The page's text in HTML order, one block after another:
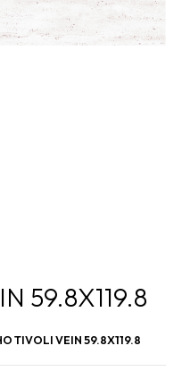
59.8X119.8
TIVOLI VEIN 59.8X119.8